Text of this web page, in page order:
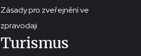
Zásady pro zveřejnění ve
zpravodaji
Turismus